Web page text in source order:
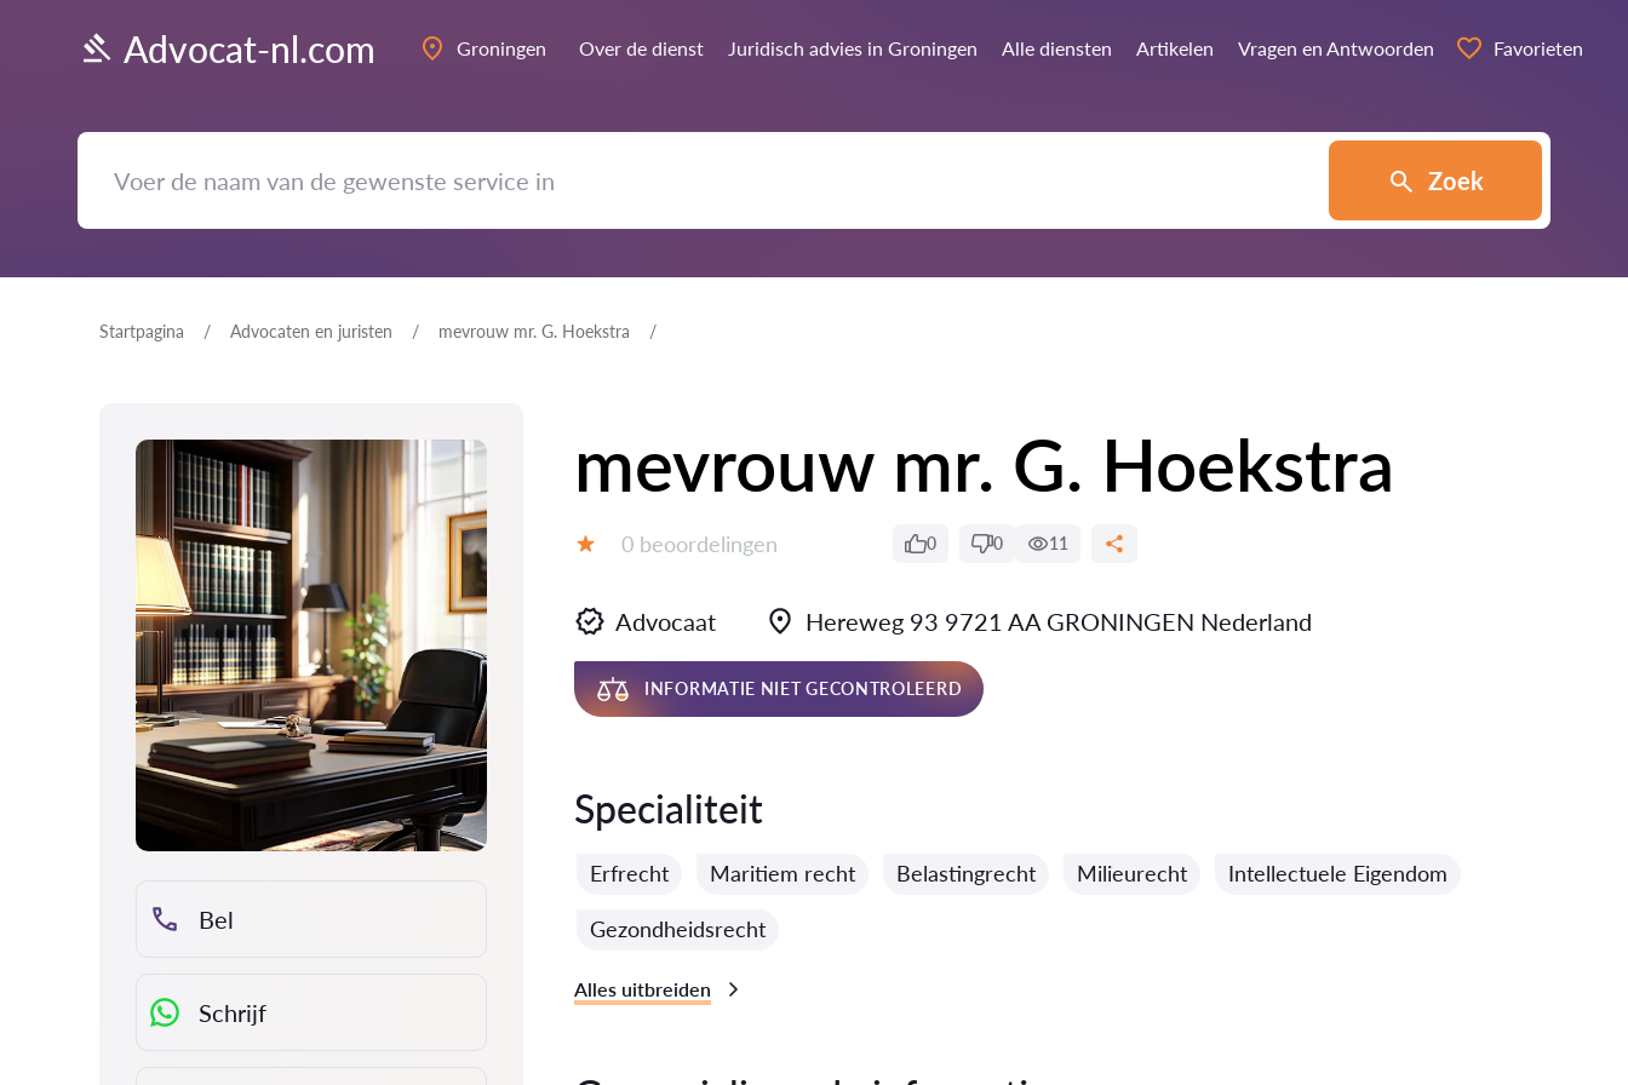
Advocat-nl.com Groningen Over de dienst Juridisch advies in Groningen Alle diensten Artikelen Vragen en Antwoorden Favorieten
Zoek
Startpagina Advocaten en juristen mevrouw mr. G. Hoekstra
Bel
Schrijf
mevrouw mr. G. Hoekstra
Getuigenissen:
0 beoordelingen 0 0 11
Advocaat Hereweg 93 9721 AA GRONINGEN Nederland
INFORMATIE NIET GECONTROLEERD
Specialiteit
Erfrecht Maritiem recht Belastingrecht Milieurecht Intellectuele Eigendom
Gezondheidsrecht
Alles uitbreiden